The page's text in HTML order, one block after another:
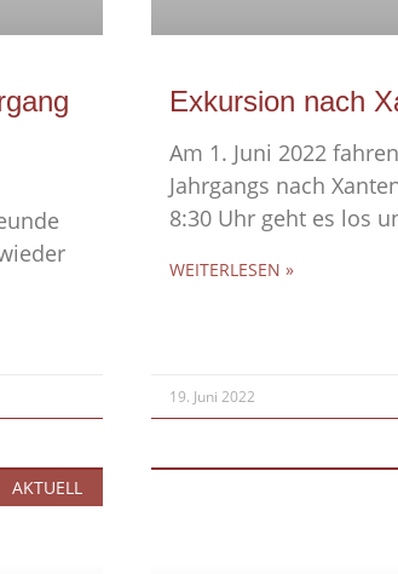
Exkursion nach
Am 1. Juni 2022
Jahrgangs nach
8:30 Uhr geht es los
WEITERLESEN »
19. Juni 2022
AKTUELL